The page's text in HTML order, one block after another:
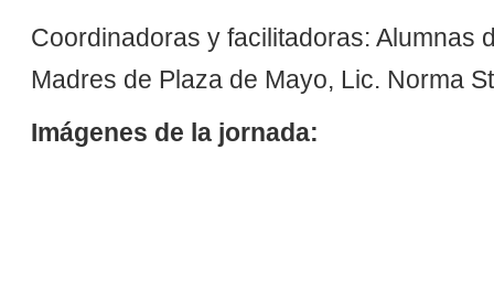
Coordinadoras y facilitadoras: Alumnas
Madres de Plaza de Mayo, Lic. Norma
Imágenes de la jornada: